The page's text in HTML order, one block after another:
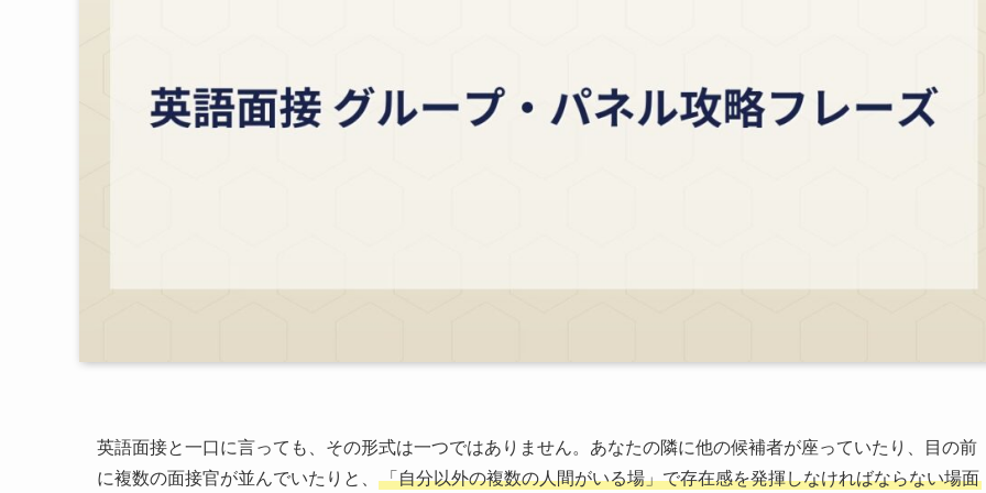
英語面接と一口に言っても、その形式は一つではありません。あなたの隣に他の候補者が座っていたり、目の前
に複数の面接官が並んでいたりと、
「自分以外の複数の人間がいる場」で存在感を発揮しなければならない場面